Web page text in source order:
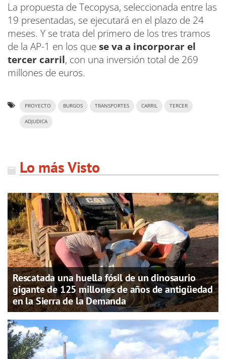
La propuesta de Tecopysa, seleccionada entre las
19 presentadas, se ejecutará en el plazo de 24
meses. Y se trata del primero de los tres tramos
de la AP-1 en los quese va a incorporar el
tercer carril, con una inversión total de 269
millones de euros.
PROYECTO BURGOS TRANSPORTES CARRIL TERCER
ADJUDICA
Lo más Visto
Rescatada una huella fósil de un dinosaurio
gigante de 125 millones de años de antigüedad
en la Sierra de la Demanda